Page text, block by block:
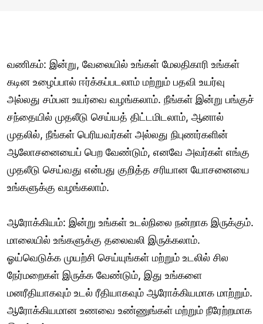
வணிகம்: இன்று, வேலையில் உங்கள் மேலதிகாரி உங்கள்
கடின உழைப்பால் ஈர்க்கப்படலாம் மற்றும் பதவி உயர்வு
அல்லது சம்பள உயர்வை வழங்கலாம். நீங்கள் இன்று பங்குச்
சந்தையில் முதலீடு செய்யத் திட்டமிடலாம், ஆனால்
முதலில், நீங்கள் பெரியவர்கள் அல்லது நிபுணர்களின்
ஆலோசனையைப் பெற வேண்டும், எனவே அவர்கள் எங்கு
முதலீடு செய்வது என்பது குறித்த சரியான யோசனையை
உங்களுக்கு வழங்கலாம்.
ஆரோக்கியம்: இன்று உங்கள் உடல்நிலை நன்றாக இருக்கும்.
மாலையில் உங்களுக்கு தலைவலி இருக்கலாம்.
ஓய்வெடுக்க முயற்சி செய்யுங்கள் மற்றும் உடலில் சில
நேர்மறைகள் இருக்க வேண்டும், இது உங்களை
மனரீதியாகவும் உடல் ரீதியாகவும் ஆரோக்கியமாக மாற்றும்.
ஆரோக்கியமான உணவை உண்ணுங்கள் மற்றும் நீரேற்றமாக